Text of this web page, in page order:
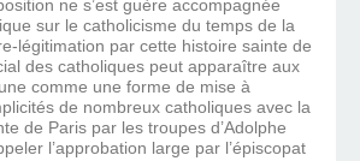
ne s’est guère accompagnée
sur le catholicisme du temps de la
légitimation par cette histoire sainte de
des catholiques peut apparaître aux
comme une forme de mise à
de nombreux catholiques avec la
de Paris par les troupes d’Adolphe
l’approbation large par l’épiscopat